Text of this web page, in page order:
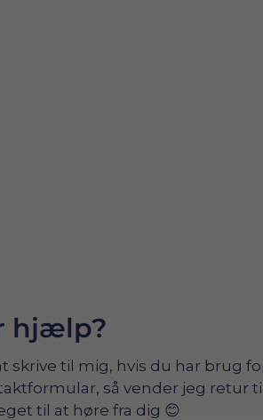
hjælp?
skrive til mig, hvis du har brug
så vender jeg retur
til at høre fra dig 😊